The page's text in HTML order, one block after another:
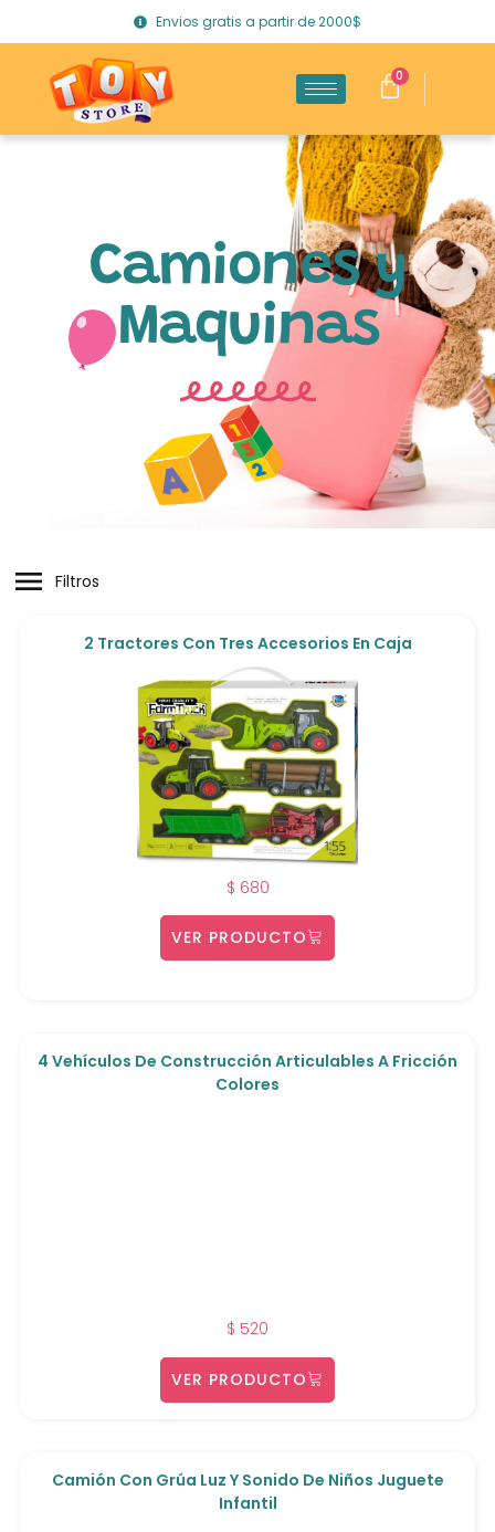
Envios gratis a partir de 2000$
0
Camiones y
Maquinas
Filtros
2 Tractores Con Tres Accesorios En Caja
$ 680
VER PRODUCTO
4 Vehículos De Construcción Articulables A Fricción
Colores
$ 520
VER PRODUCTO
Camión Con Grúa Luz Y Sonido De Niños Juguete
Infantil